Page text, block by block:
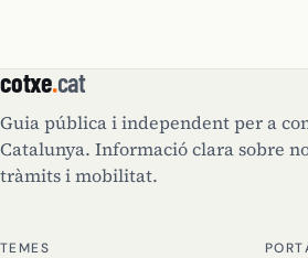
cotxe.cat
Guia pública i independent per a
Catalunya. Informació clara sobre
tràmits i mobilitat.
TEMES